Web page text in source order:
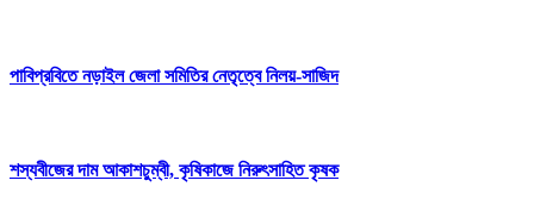
পাবিপ্রবিতে নড়াইল জেলা সমিতির নেতৃত্বে নিলয়-সাজিদ
শস্যবীজের দাম আকাশচুম্বী, কৃষিকাজে নিরুৎসাহিত কৃষক